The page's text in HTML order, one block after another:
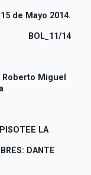
15 de Mayo 2014.
BOL_11/14
Miguel
LA
DANTE